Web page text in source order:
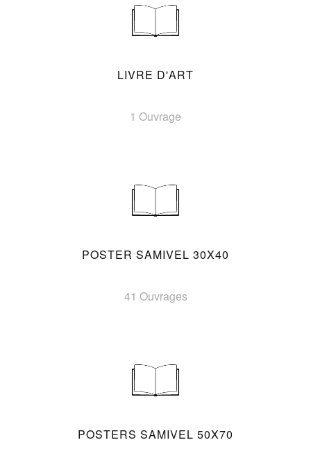
LIVRE D'ART
1 Ouvrage
POSTER SAMIVEL 30X40
41 Ouvrages
POSTERS SAMIVEL 50X70